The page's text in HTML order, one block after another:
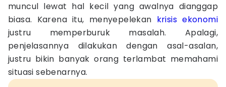
muncul lewat hal kecil yang awalnya dianggap
biasa. Karena itu, menyepelekan krisis ekonomi
justru memperburuk masalah. Apalagi,
penjelasannya dilakukan dengan asal-asalan,
justru bikin banyak orang terlambat memahami
situasi sebenarnya.